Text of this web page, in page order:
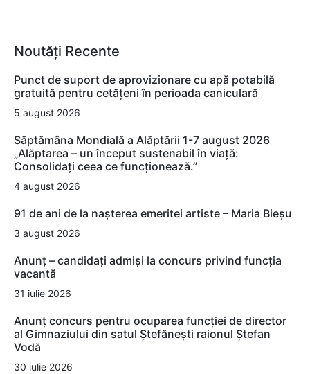
Noutăți Recente
Punct de suport de aprovizionare cu apă potabilă
gratuită pentru cetățeni în perioada caniculară
5 august 2026
Săptămâna Mondială a Alăptării 1-7 august 2026
„Alăptarea – un început sustenabil în viață:
Consolidați ceea ce funcționează.”
4 august 2026
91 de ani de la nașterea emeritei artiste – Maria Bieșu
3 august 2026
Anunț – candidați admiși la concurs privind funcția
vacantă
31 iulie 2026
Anunț concurs pentru ocuparea funcției de director
al Gimnaziului din satul Ștefănești raionul Ștefan
Vodă
30 iulie 2026